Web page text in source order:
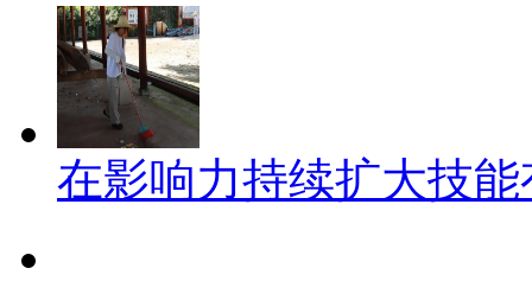
在影响力持续扩大技能